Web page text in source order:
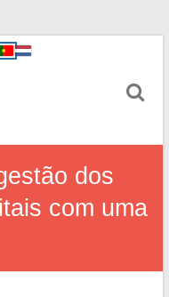
dos
com uma